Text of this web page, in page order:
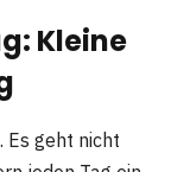
Kleine
Es geht nicht